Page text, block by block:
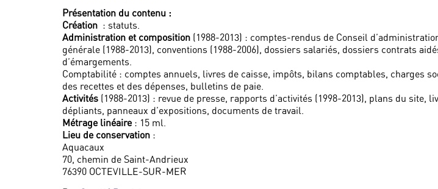
Présentation du contenu :
Création : statuts.
Administration et composition (1988-2013) : comptes-rendus de Conseil
générale (1988-2013), conventions (1988-2006), dossiers salariés, dossiers contrats
d’émargements.
Comptabilité : comptes annuels, livres de caisse, impôts, bilans comptables, charges
des recettes et des dépenses, bulletins de paie.
Activités (1988-2013) : revue de presse, rapports d’activités (1998-2013), plans du site,
dépliants, panneaux d’expositions, documents de travail.
Métrage linéaire: 15 ml.
Lieu de conservation :
Aquacaux
70, chemin de Saint-Andrieux
76390 OCTEVILLE-SUR-MER